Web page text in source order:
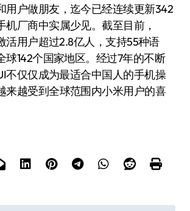
用户做朋友，迄今已经连续更新342
机厂商中实属少见。截至目前，
活用户超过2.8亿人，支持55种语
球142个国家地区。经过7年的不断
不仅仅成为最适合中国人的手机操
来越受到全球范围内小米用户的喜